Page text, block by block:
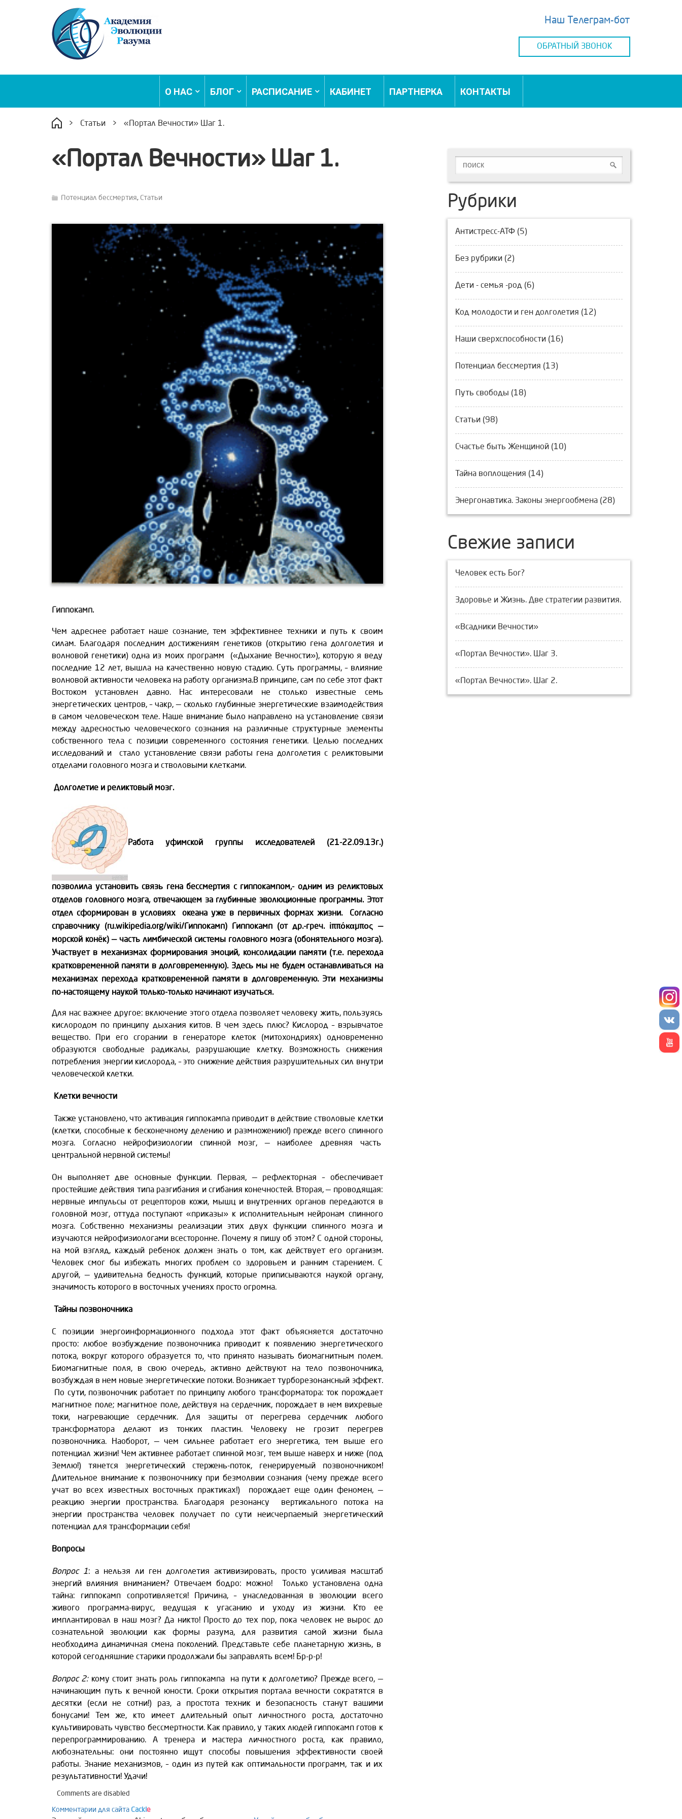
Наш Телеграм-бот
ОБРАТНЫЙ ЗВОНОК
О НАС БЛОГ РАСПИСАНИЕ КАБИНЕТ ПАРТНЕРКА КОНТАКТЫ
> Статьи > «Портал Вечности» Шаг 1.
«Портал Вечности» Шаг 1.
Потенциал бессмертия, Статьи
Гиппокамп.
Чем адреснее работает наше сознание, тем эффективнее техники и путь к своим
силам. Благодаря последним достижениям генетиков (открытию гена долголетия и
волновой генетики) одна из моих программ («Дыхание Вечности»), которую я веду
последние 12 лет, вышла на качественно новую стадию. Суть программы, – влияние
волновой активности человека на работу организма.В принципе, сам по себе этот факт
Востоком установлен давно.
Нас интересовали не столько известные семь
энергетических центров, – чакр, — сколько глубинные энергетические взаимодействия
в самом человеческом теле. Наше внимание было направлено на установление связи
между адресностью человеческого сознания на различные структурные элементы
собственного тела с позиции современного состояния генетики. Целью последних
исследований и стало установление связи работы гена долголетия с реликтовыми
отделами головного мозга и стволовыми клетками.
Долголетие и реликтовый мозг.
Работа уфимской группы исследователей (21-22.09.13г.)
позволила установить связь гена бессмертия с гиппокампом,- одним из реликтовых
отделов головного мозга, отвечающем за глубинные эволюционные программы. Этот
отдел сформирован в условиях океана уже в первичных формах жизни. Согласно
справочнику (ru.wikipedia.org/wiki/Гиппокамп) Гиппокамп (от др.-греч. ἱππόκαμπος —
морской конёк) — часть лимбической системы головного мозга (обонятельного мозга).
Участвует в механизмах формирования эмоций, консолидации памяти (т.е. перехода
кратковременной памяти в долговременную). Здесь мы не будем останавливаться на
механизмах перехода кратковременной памяти в долговременную. Эти механизмы
по-настоящему наукой только-только начинают изучаться.
Для нас важнее другое: включение этого отдела позволяет человеку жить, пользуясь
кислородом по принципу дыхания китов. В чем здесь плюс? Кислород – взрывчатое
вещество. При его сгорании в генераторе клеток (митохондриях) одновременно
образуются свободные радикалы, разрушающие клетку. Возможность снижения
потребления энергии кислорода, – это снижение действия разрушительных сил внутри
человеческой клетки.
Клетки вечности
Также установлено, что активация гиппокампа приводит в действие стволовые клетки
(клетки, способные к бесконечному делению и размножению!) прежде всего спинного
мозга. Согласно нейрофизиологии спинной мозг, — наиболее древняя часть
центральной нервной системы!
Он выполняет две основные функции. Первая, — рефлекторная – обеспечивает
простейшие действия типа разгибания и сгибания конечностей. Вторая, — проводящая:
нервные импульсы от рецепторов кожи, мышц и внутренних органов передаются в
головной мозг, оттуда поступают «приказы» к исполнительным нейронам спинного
мозга. Собственно механизмы реализации этих двух функции спинного мозга и
изучаются нейрофизиологами всесторонне. Почему я пишу об этом? С одной стороны,
на мой взгляд, каждый ребенок должен знать о том, как действует его организм.
Человек смог бы избежать многих проблем со здоровьем и ранним старением. С
другой, — удивительна бедность функций, которые приписываются наукой органу,
значимость которого в восточных учениях просто огромна.
Тайны позвоночника
С позиции энергоинформационного подхода этот факт объясняется достаточно
просто: любое возбуждение позвоночника приводит к появлению энергетического
потока, вокруг которого образуется то, что принято называть биомагнитным полем.
Биомагнитные поля, в свою очередь, активно действуют на тело позвоночника,
возбуждая в нем новые энергетические потоки. Возникает турборезонансный эффект.
По сути, позвоночник работает по принципу любого трансформатора: ток порождает
магнитное поле; магнитное поле, действуя на сердечник, порождает в нем вихревые
токи, нагревающие сердечник. Для защиты от перегрева сердечник любого
трансформатора делают из тонких пластин. Человеку не грозит перегрев
позвоночника. Наоборот, — чем сильнее работает его энергетика, тем выше его
потенциал жизни! Чем активнее работает спинной мозг, тем выше наверх и ниже (под
Землю!) тянется энергетический стержень-поток, генерируемый позвоночником!
Длительное внимание к позвоночнику при безмолвии сознания (чему прежде всего
учат во всех известных восточных практиках!) порождает еще один феномен, —
реакцию энергии пространства. Благодаря резонансу вертикального потока на
энергии пространства человек получает по сути неисчерпаемый энергетический
потенциал для трансформации себя!
Вопросы
Вопрос 1: а нельзя ли ген долголетия активизировать, просто усиливая масштаб
энергий влияния вниманием? Отвечаем бодро: можно! Только установлена одна
тайна: гиппокамп сопротивляется! Причина, – унаследованная в эволюции всего
живого программа-вирус, ведущая к угасанию и уходу из жизни. Кто ее
имплантировал в наш мозг? Да никто! Просто до тех пор, пока человек не вырос до
сознательной эволюции как формы разума, для развития самой жизни была
необходима динамичная смена поколений. Представьте себе планетарную жизнь, в
которой сегодняшние старики продолжали бы заправлять всем! Бр-р-р!
Вопрос 2:кому стоит знать роль гиппокампа на пути к долголетию? Прежде всего, —
начинающим путь к вечной юности. Сроки открытия портала вечности сократятся в
десятки (если не сотни!) раз, а простота техник и безопасность станут вашими
бонусами! Тем же, кто имеет длительный опыт личностного роста, достаточно
культивировать чувство бессмертности. Как правило, у таких людей гиппокамп готов к
перепрограммированию. А тренера и мастера личностного роста, как правило,
любознательны: они постоянно ищут способы повышения эффективности своей
работы. Знание механизмов, – один из путей как оптимальности программ, так и их
результативности! Удачи!
Рубрики
Антистресс-АТФ (5)
Без рубрики (2)
Дети - семья -род (6)
Код молодости и ген долголетия (12)
Наши сверхспособности (16)
Потенциал бессмертия (13)
Путь свободы (18)
Статьи (98)
Счастье быть Женщиной (10)
Тайна воплощения (14)
Энергонавтика. Законы энергообмена (28)
Свежие записи
Человек есть Бог?
Здоровье и Жизнь. Две стратегии развития.
«Всадники Вечности»
«Портал Вечности». Шаг 3.
«Портал Вечности». Шаг 2.
Comments are disabled
Комментарии для сайта Cackl e